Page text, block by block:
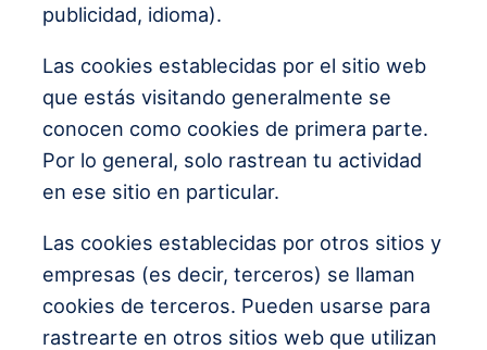
publicidad, idioma).
Las cookies establecidas por el sitio web
que estás visitando generalmente se
conocen como cookies de primera parte.
Por lo general, solo rastrean tu actividad
en ese sitio en particular.
Las cookies establecidas por otros sitios y
empresas (es decir, terceros) se llaman
cookies de terceros. Pueden usarse para
rastrearte en otros sitios web que utilizan